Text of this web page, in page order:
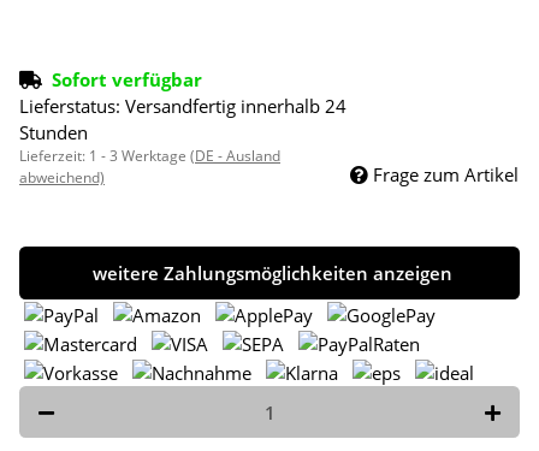
Sofort verfügbar
Lieferstatus: Versandfertig innerhalb 24
Stunden
Lieferzeit: 1 - 3 Werktage (DE - Ausland
abweichend)
Frage zum Artikel
weitere Zahlungsmöglichkeiten anzeigen